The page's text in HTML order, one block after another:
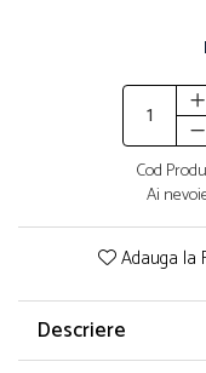
Cod
Ai
Adauga la
Descriere